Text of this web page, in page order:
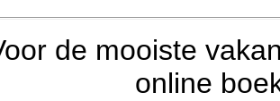
de mooiste
online